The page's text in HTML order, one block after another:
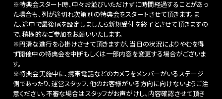
※特典会スタート時、中々お並びいただけずに時間経過することがあっ
た場合も、列が途切れ次第別の特典会をスタートさせて頂きます。ま
た、途中で最後尾を設定しましたら新規受付を終了とさせて頂きますの
で、積極的なご参加をお願いいたします。
※円滑な進行を心掛けさせて頂きますが、当日の状況によりやむを得
ず開催中の特典会を中断もしくは一部内容を変更する場合がございま
す。
※特典会実施中に、携帯電話などのカメラをメンバーがいるステージ
側であったり、運営スタッフ、他のお客様がいる方向に向けないようご注
意ください。不審な場合はスタッフがお声がけし、内容確認させて頂き